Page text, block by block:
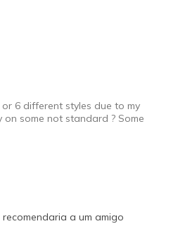
6 different styles due to my
on some not standard ? Some
full size too big
are for Wearing
a um amigo